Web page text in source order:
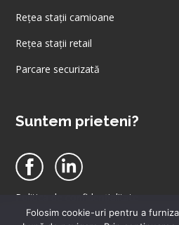
Rețea stații camioane
Rețea stații retail
Parcare securizată
Suntem prieteni?
Politica de confidențialitate
Politica de cookies
Folosim cookie-uri pentru a